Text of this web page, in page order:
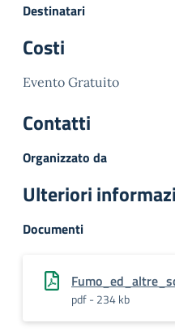
Destinatari
Costi
Evento Gratuito
Contatti
Organizzato da
Ulteriori
Documenti
pdf - 234 kb